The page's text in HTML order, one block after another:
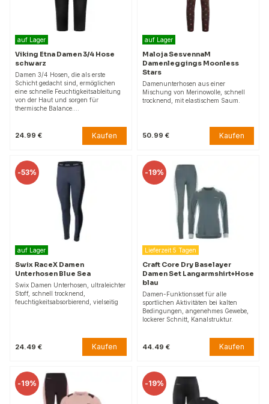
auf Lager
Viking Etna Damen 3/4 Hose
schwarz
Damen 3/4 Hosen, die als erste
Schicht gedacht sind, ermöglichen
eine schnelle Feuchtigkeitsableitung
von der Haut und sorgen für
thermische Balance.…
24.99 € Kaufen
auf Lager
Maloja SesvennaM
Damenleggings Moonless
Stars
Damenunterhosen aus einer
Mischung von Merinowolle, schnell
trocknend, mit elastischem Saum.
50.99 € Kaufen
-53%
auf Lager
Swix RaceX Damen
Unterhosen Blue Sea
Swix Damen Unterhosen, ultraleichter
Stoff, schnell trocknend,
feuchtigkeitsabsorbierend, vielseitig
24.49 € Kaufen
-19%
Lieferzeit 5 Tagen
Craft Core Dry Baselayer
Damen Set Langarmshirt+Hose
blau
Damen-Funktionsset für alle
sportlichen Aktivitäten bei kalten
Bedingungen, angenehmes Gewebe,
lockerer Schnitt, Kanalstruktur.
44.49 € Kaufen
-19% -19%